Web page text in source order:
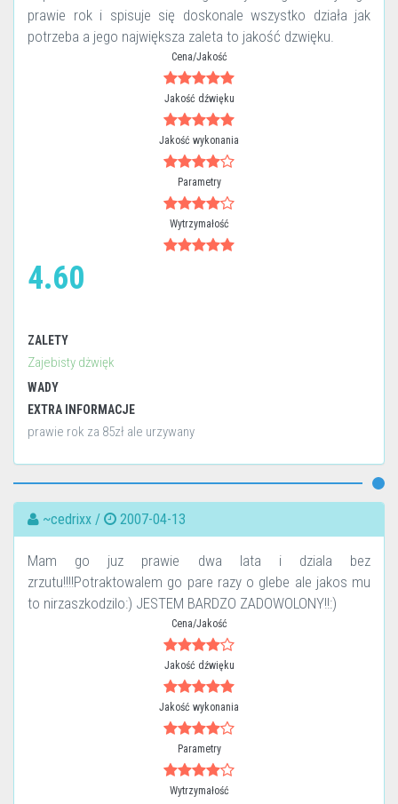
prawie rok i spisuje się doskonale wszystko działa jak
potrzeba a jego największa zaleta to jakość dzwięku.
Cena/Jakość
Jakość dźwięku
Jakość wykonania
Parametry
Wytrzymałość
4.60
ZALETY
Zajebisty dżwięk
WADY
EXTRA INFORMACJE
prawie rok za 85zł ale urzywany
~cedrixx / 2007-04-13
Mam go juz prawie dwa lata i dziala bez
zrzutu!!!!Potraktowalem go pare razy o glebe ale jakos mu
to nirzaszkodzilo:) JESTEM BARDZO ZADOWOLONY!!:)
Cena/Jakość
Jakość dźwięku
Jakość wykonania
Parametry
Wytrzymałość